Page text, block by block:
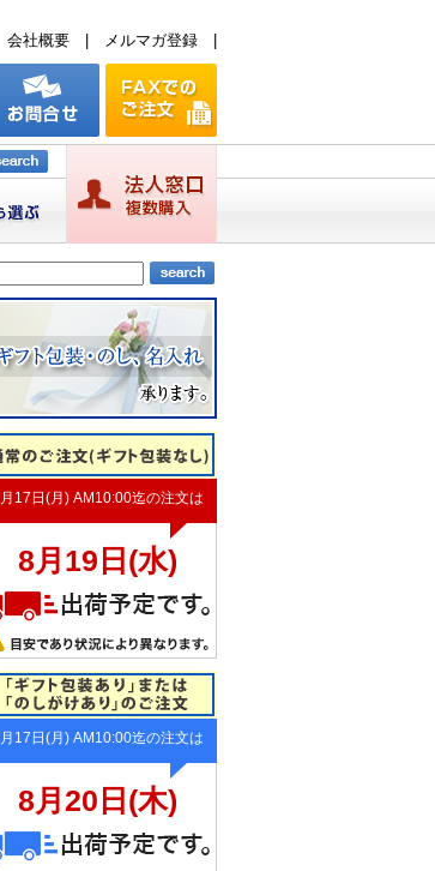
会社概要 メルマガ登録